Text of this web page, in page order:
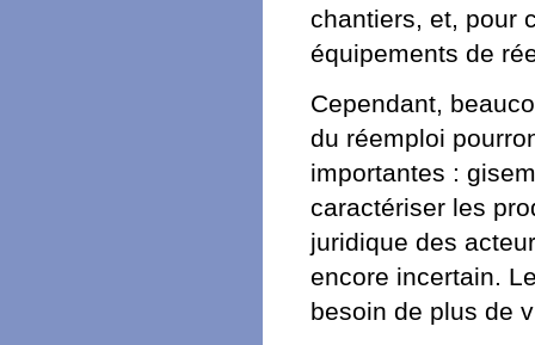
chantiers, et, pour
équipements de
Cependant,
du réemploi
importantes :
caractériser les
juridique des
encore incertain.
besoin de plus de